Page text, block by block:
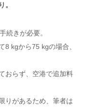
。
続きが必要。
8 kgから75 kgの場合、
おらず、空港で追加料
りがあるため、筆者は